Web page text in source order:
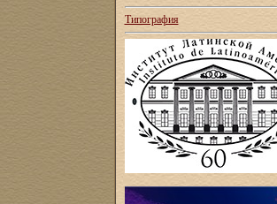
Типография